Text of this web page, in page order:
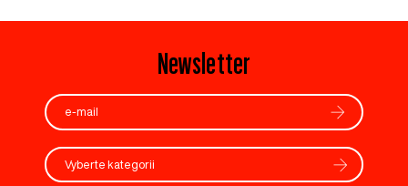
Newsletter
Vyberte kategorii